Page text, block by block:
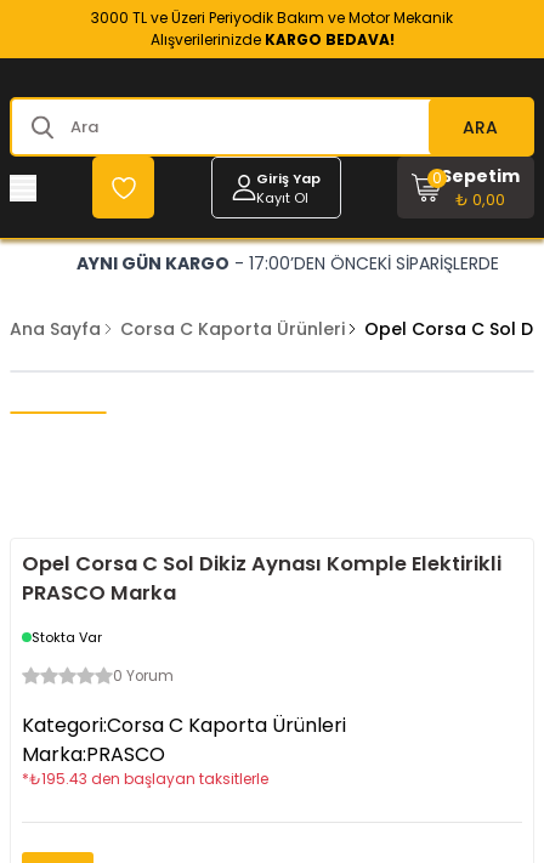
3000 TL ve Üzeri Periyodik Bakım ve Motor Mekanik
Alışverilerinizde KARGO BEDAVA!
ARA
Giriş Yap
Kayıt Ol
Sepetim
₺ 0,00
0
AYNI GÜN KARGO - 17:00’DEN ÖNCEKİ SİPARİŞLERDE
Ana Sayfa Corsa C Kaporta Ürünleri Opel Corsa C Sol
Opel Corsa C Sol Dikiz Aynası Komple Elektirikli
PRASCO Marka
Stokta Var
0 Yorum
Kategori:Corsa C Kaporta Ürünleri
Marka:PRASCO
*₺195.43 den başlayan taksitlerle